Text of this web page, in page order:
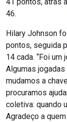
46.
Hilary Johnson
pontos, seguida
14 cada. “Foi
Algumas
mudamos a
procuramos
coletiva: quando
Agradeço a